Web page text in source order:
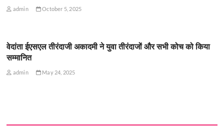
admin October 5, 2025
वेदांता ईएसएल तीरंदाजी अकादमी ने युवा तीरंदाजों और सभी कोच को किया
सम्मानित
admin May 24, 2025